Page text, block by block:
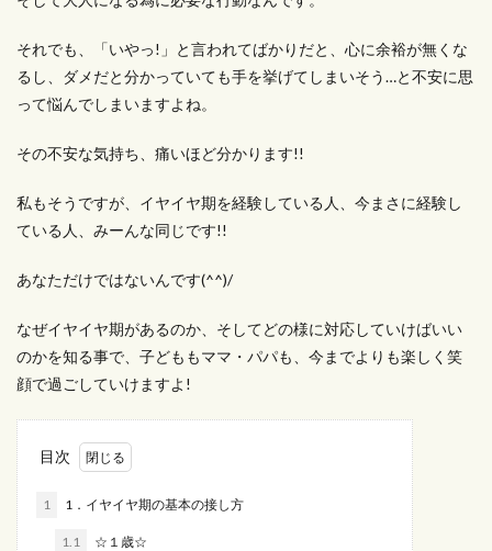
それでも、「いやっ!」と言われてばかりだと、心に余裕が無くな
るし、ダメだと分かっていても手を挙げてしまいそう…と不安に思
って悩んでしまいますよね。
その不安な気持ち、痛いほど分かります!!
私もそうですが、イヤイヤ期を経験している人、今まさに経験し
ている人、みーんな同じです!!
あなただけではないんです(^^)/
なぜイヤイヤ期があるのか、そしてどの様に対応していけばいい
のかを知る事で、子どももママ・パパも、今までよりも楽しく笑
顔で過ごしていけますよ!
目次
1 1．イヤイヤ期の基本の接し方
1.1 ☆１歳☆